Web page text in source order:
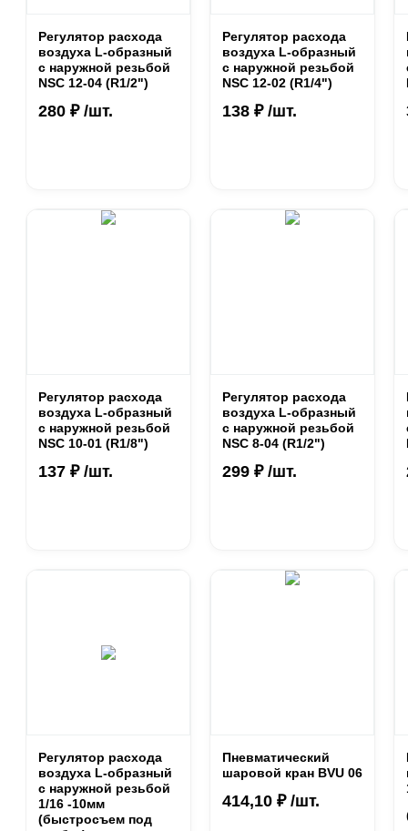
Регулятор расхода
воздуха L-образный
с наружной резьбой
NSC 12-04 (R1/2")
280 ₽ /шт.
Регулятор расхода
воздуха L-образный
с наружной резьбой
NSC 12-02 (R1/4")
138 ₽ /шт.
Регулятор расхода
воздуха L-образный
с наружной резьбой
NSC 10-01 (R1/8")
137 ₽ /шт.
Регулятор расхода
воздуха L-образный
с наружной резьбой
NSC 8-04 (R1/2")
299 ₽ /шт.
Регулятор расхода
воздуха L-образный
с наружной резьбой
1/16 -10мм
(быстросъем под
Пневматический
шаровой кран BVU 06
414,10 ₽ /шт.